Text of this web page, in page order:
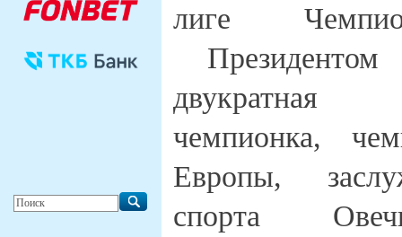
лиге
Президентом
двукратная
чемпионка,
Европы,
спорта